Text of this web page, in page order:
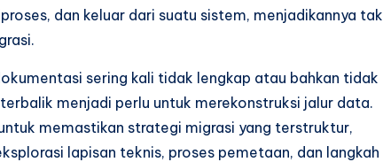
dan keluar dari suatu sistem, menjadikannya tak
sering kali tidak lengkap atau bahkan tidak
menjadi perlu untuk merekonstruksi jalur data.
memastikan strategi migrasi yang terstruktur,
lapisan teknis, proses pemetaan, dan langkah